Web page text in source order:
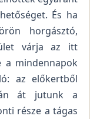
És ha
horgásztó,
várja az itt
a mindennapok
az előkertből
át jutunk a
része a tágas